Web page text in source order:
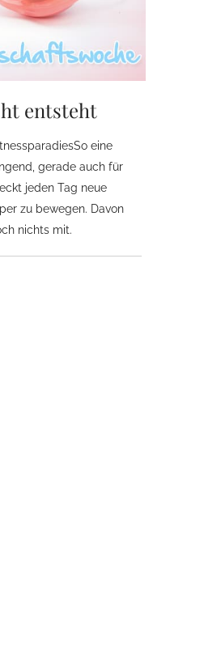
entsteht
eine
gerade auch für
jeden Tag neue
zu bewegen. Davon
nichts mit.